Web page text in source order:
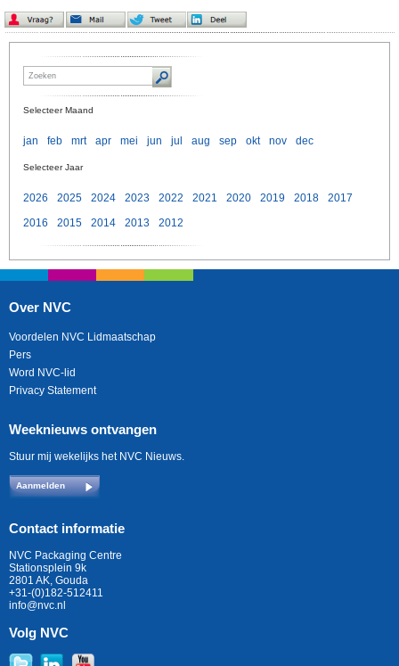
Selecteer Maand
jan feb mrt apr mei jun jul aug sep okt nov dec
Selecteer Jaar
2026 2025 2024 2023 2022 2021 2020 2019 2018
2017
2016
2015 2014 2013 2012
Over NVC
Voordelen NVC Lidmaatschap
Pers
Word NVC-lid
Privacy Statement
Weeknieuws ontvangen
Stuur mij wekelijks het NVC Nieuws.
Aanmelden
Contact informatie
NVC Packaging Centre
Stationsplein 9k
2801 AK, Gouda
+31-(0)182-512411
info@nvc.nl
Volg NVC